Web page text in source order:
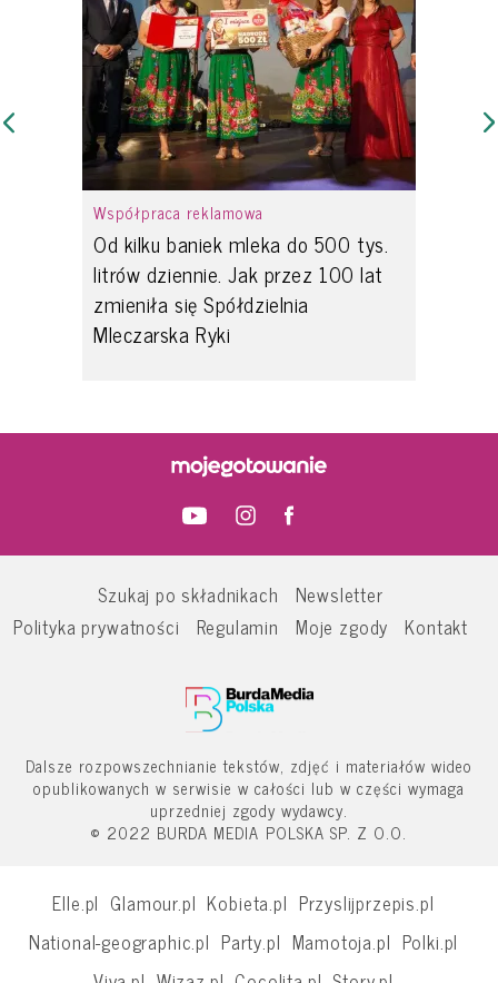
Współpraca reklamowa
Od kilku baniek mleka do 500 tys.
litrów dziennie. Jak przez 100 lat
zmieniła się Spółdzielnia
Mleczarska Ryki
Szukaj po składnikach
Newsletter
Polityka prywatności
Regulamin Moje zgody Kontakt
Dalsze rozpowszechnianie tekstów, zdjęć i materiałów wideo
opublikowanych w serwisie w całości lub w części wymaga
uprzedniej zgody wydawcy.
© 2022 BURDA MEDIA POLSKA SP. Z O.O.
Elle.pl Glamour.pl Kobieta.pl Przyslijprzepis.pl
National-geographic.pl Party.pl Mamotoja.pl Polki.pl